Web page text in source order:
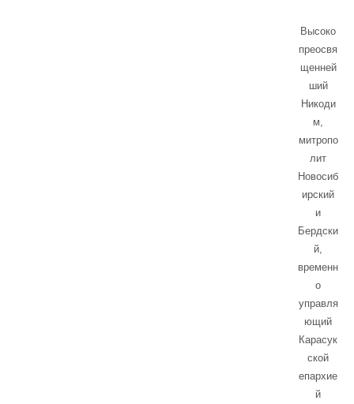
Высоко
преосвя
щенней
ший
Никоди
м,
митропо
лит
Новосиб
ирский
и
Бердски
й,
временн
о
управля
ющий
Карасук
ской
епархие
й